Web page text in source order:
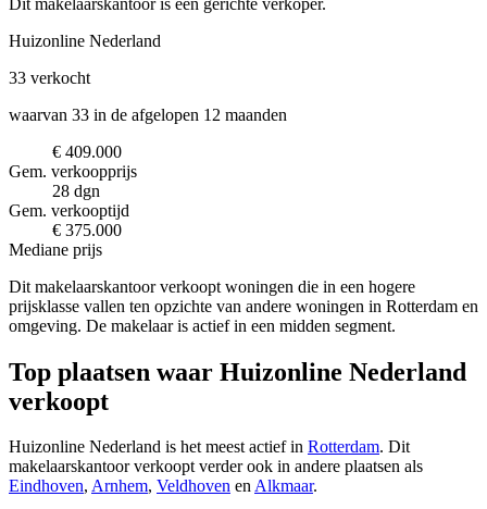
Huizonline Nederland
33 verkocht
waarvan 33 in de afgelopen 12 maanden
€ 409.000
Gem. verkoopprijs
28 dgn
Gem. verkooptijd
€ 375.000
Mediane prijs
Dit makelaarskantoor verkoopt woningen die in een hogere
prijsklasse vallen ten opzichte van andere woningen in Rotterdam en
omgeving. De makelaar is actief in een midden segment.
Top plaatsen waar Huizonline Nederland
verkoopt
Huizonline Nederland is het meest actief in Rotterdam. Dit
makelaarskantoor verkoopt verder ook in andere plaatsen als
Eindhoven, Arnhem, Veldhoven enAlkmaar.